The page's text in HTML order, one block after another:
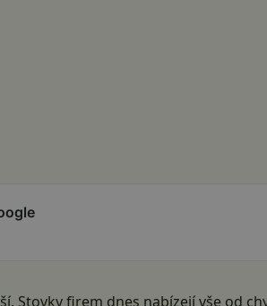
Stovky firem dnes nabízejí vše od